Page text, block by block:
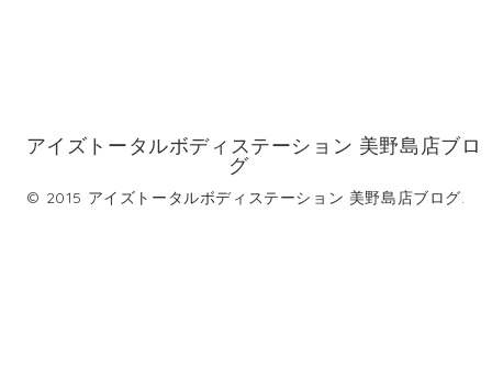
アイズトータルボディステーション 美野島店ブロ
グ
© 2015 アイズトータルボディステーション 美野島店ブログ.